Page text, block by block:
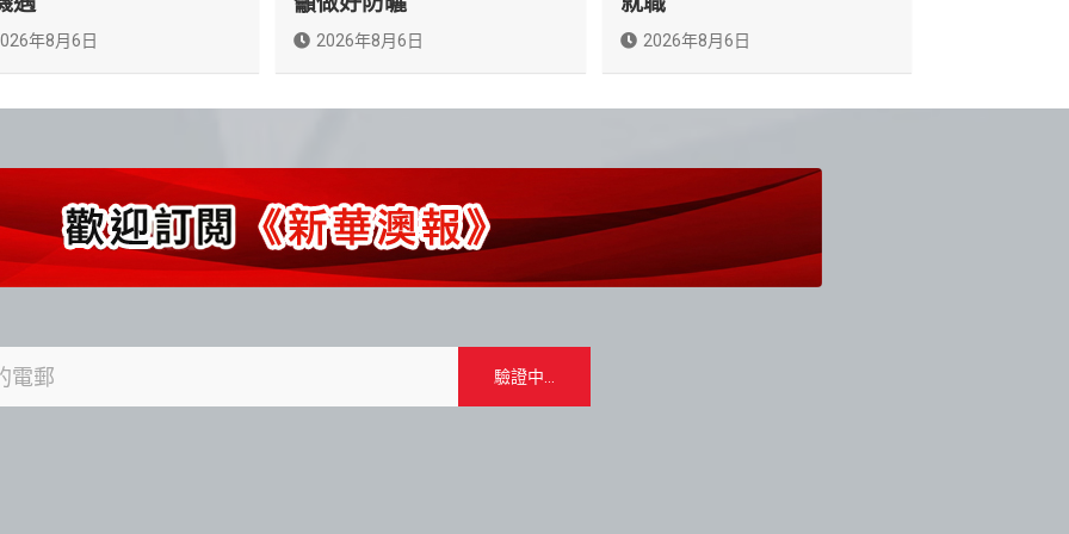
年8月6日 2026年8月6日 2026年8月6日